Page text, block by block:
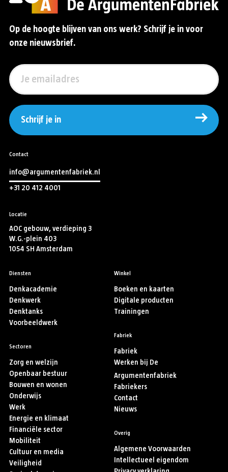
Op de hoogte blijven van ons werk? Schrijf je in voor
onze nieuwsbrief.
Schrijf je in
Contact
info@argumentenfabriek.nl
+31 20 412 4001
Locatie
AOC gebouw, verdieping 3
W.G.-plein 403
1054 SH Amsterdam
Diensten
Denkacademie
Denkwerk
Denktanks
Voorbeeldwerk
Sectoren
Zorg en welzijn
Openbaar bestuur
Bouwen en wonen
Onderwijs
Werk
Energie en klimaat
Financiële sector
Mobiliteit
Cultuur en media
Veiligheid
Winkel
Boeken en kaarten
Digitale producten
Trainingen
Fabriek
Fabriek
Werken bij De
Argumentenfabriek
Fabriekers
Contact
Nieuws
Overig
Algemene Voorwaarden
Intellectueel eigendom